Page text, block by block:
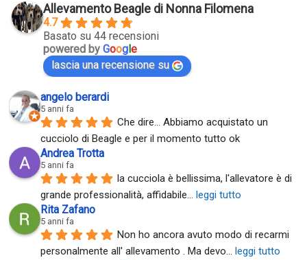
Allevamento Beagle di Nonna Filomena
4.7
Basato su 44 recensioni
powered byGoogle
lascia una recensione su
angelo berardi
5 anni fa
Che dire... Abbiamo acquistato un
cucciolo di Beagle e per il momento tutto ok
Andrea Trotta
5 anni fa
la cucciola è bellissima, l'allevatore è di
grande professionalità, affidabile... leggi tutto
Rita Zafano
5 anni fa
Non ho ancora avuto modo di recarmi
personalmente all' allevamento . Ma devo... leggi tutto